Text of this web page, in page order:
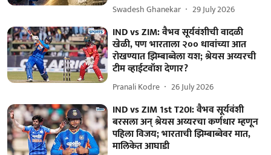
Swadesh Ghanekar 29 July 2026
IND vs ZIM: वैभव सूर्यवंशीची वादळी
खेळी, पण भारताला २०० धावांच्या आत
रोखण्यात झिम्बाब्वेला यश; श्रेयस अय्यरची
टीम व्हाईटवॉश देणार?
Pranali Kodre 26 July 2026
IND vs ZIM 1st T20I: वैभव सूर्यवंशी
बरसला अन् श्रेयस अय्यरचा कर्णधार म्हणून
पहिला विजय; भारताची झिम्बाब्वेवर मात,
मालिकेत आघाडी